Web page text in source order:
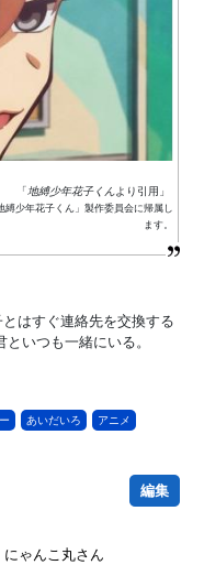
「地縛少年花子くん より引用」
少年花子くん」製作委員会に帰属し
ます。
はすぐ連絡先を交換する
いつも一緒にいる。
あいだいろ アニメ
編集
にゃんこ丸さん